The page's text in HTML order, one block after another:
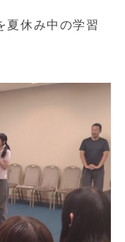
夏休み中の学習